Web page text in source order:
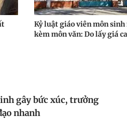
Kỷ luật giáo viên môn sinh
kèm môn văn: Do lấy giá
gây bức xúc, trưởng
nhanh